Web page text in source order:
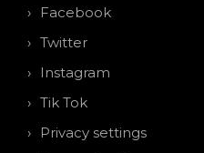
Facebook
Twitter
Instagram
Tik Tok
Privacy settings